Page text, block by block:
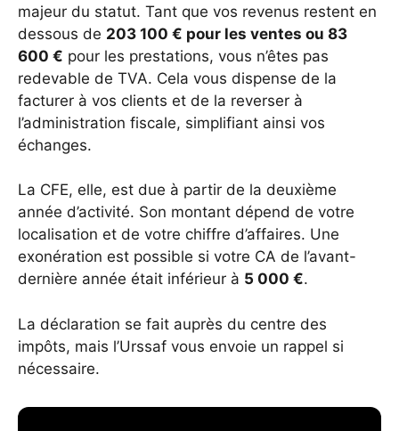
majeur du statut. Tant que vos revenus restent en
dessous de 203 100 € pour les ventes ou 83
600 € pour les prestations, vous n’êtes pas
redevable de TVA. Cela vous dispense de la
facturer à vos clients et de la reverser à
l’administration fiscale, simplifiant ainsi vos
échanges.
La CFE, elle, est due à partir de la deuxième
année d’activité. Son montant dépend de votre
localisation et de votre chiffre d’affaires. Une
exonération est possible si votre CA de l’avant-
dernière année était inférieur à 5 000 €.
La déclaration se fait auprès du centre des
impôts, mais l’Urssaf vous envoie un rappel si
nécessaire.